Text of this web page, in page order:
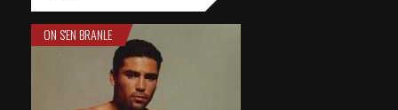
ON S'EN BRANLE